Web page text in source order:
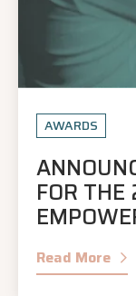
AWARDS
FOR
Read More